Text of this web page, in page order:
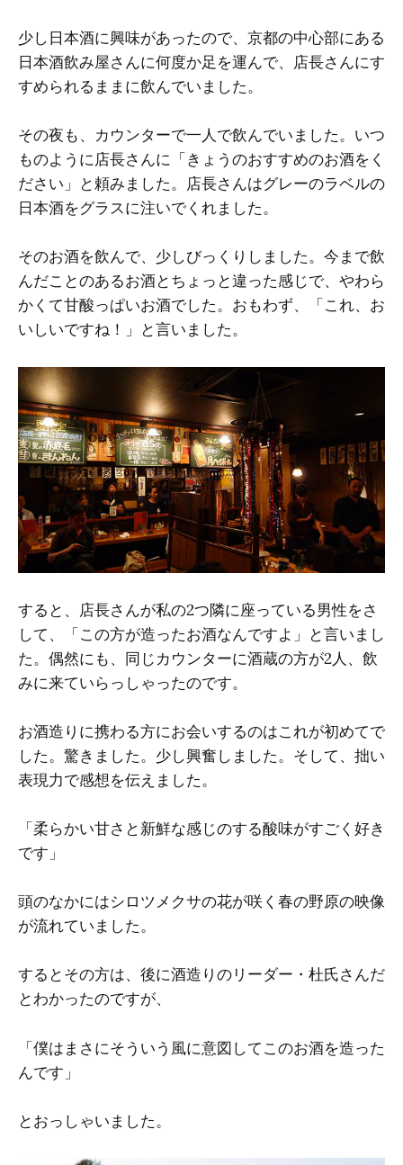
少し日本酒に興味があったので、京都の中心部にある
日本酒飲み屋さんに何度か足を運んで、店長さんにす
すめられるままに飲んでいました。
その夜も、カウンターで一人で飲んでいました。いつ
ものように店長さんに「きょうのおすすめのお酒をく
ださい」と頼みました。店長さんはグレーのラベルの
日本酒をグラスに注いでくれました。
そのお酒を飲んで、少しびっくりしました。今まで飲
んだことのあるお酒とちょっと違った感じで、やわら
かくて甘酸っぱいお酒でした。おもわず、「これ、お
いしいですね！」と言いました。
すると、店長さんが私の2つ隣に座っている男性をさ
して、「この方が造ったお酒なんですよ」と言いまし
た。偶然にも、同じカウンターに酒蔵の方が2人、飲
みに来ていらっしゃったのです。
お酒造りに携わる方にお会いするのはこれが初めてで
した。驚きました。少し興奮しました。そして、拙い
表現力で感想を伝えました。
「柔らかい甘さと新鮮な感じのする酸味がすごく好き
です」
頭のなかにはシロツメクサの花が咲く春の野原の映像
が流れていました。
するとその方は、後に酒造りのリーダー・杜氏さんだ
とわかったのですが、
「僕はまさにそういう風に意図してこのお酒を造った
んです」
とおっしゃいました。